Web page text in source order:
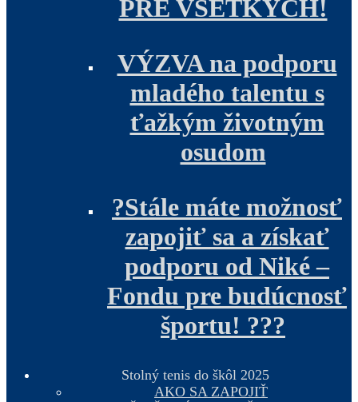
PRE VŠETKÝCH!
VÝZVA na podporu
mladého talentu s
ťažkým životným
osudom
?Stále máte možnosť
zapojiť sa a získať
podporu od Niké –
Fondu pre budúcnosť
športu! ???
Stolný tenis do škôl 2025
AKO SA ZAPOJIŤ